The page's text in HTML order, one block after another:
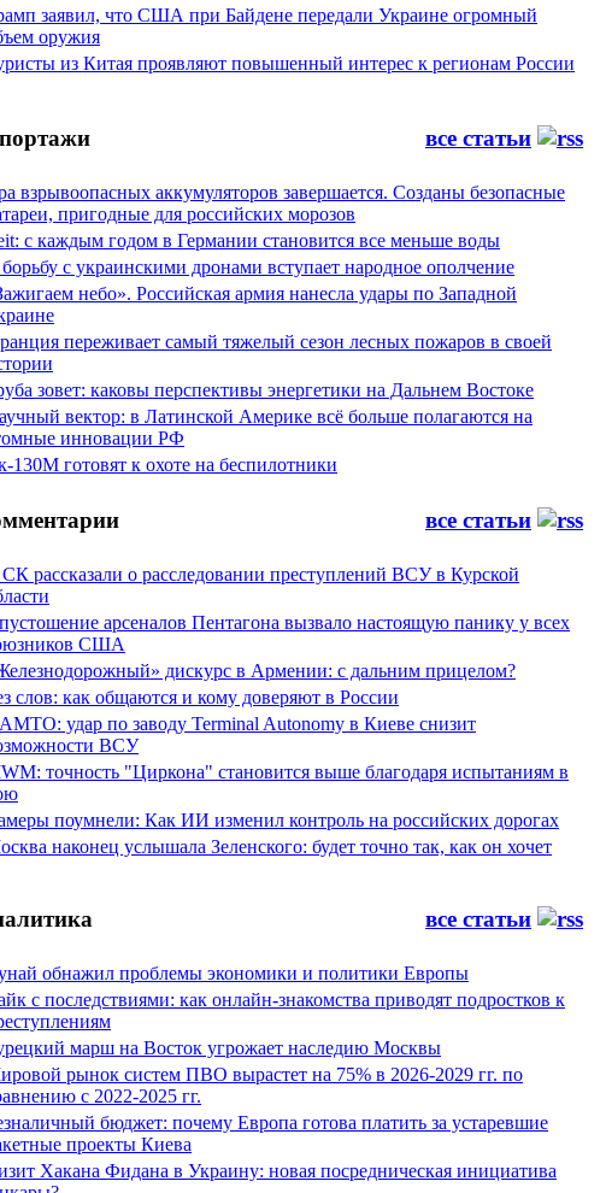
заявил, что США при Байдене передали Украине огромный
оружия
из Китая проявляют повышенный интерес к регионам России
все статьи
взрывоопасных аккумуляторов завершается. Созданы безопасные
пригодные для российских морозов
с каждым годом в Германии становится все меньше воды
с украинскими дронами вступает народное ополчение
небо». Российская армия нанесла удары по Западной
переживает самый тяжелый сезон лесных пожаров в своей
зовет: каковы перспективы энергетики на Дальнем Востоке
вектор: в Латинской Америке всё больше полагаются на
инновации РФ
130М готовят к охоте на беспилотники
все статьи
рассказали о расследовании преступлений ВСУ в Курской
арсеналов Пентагона вызвало настоящую панику у всех
США
дискурс в Армении: с дальним прицелом?
слов: как общаются и кому доверяют в России
удар по заводу Terminal Autonomy в Киеве снизит
ВСУ
точность "Циркона" становится выше благодаря испытаниям в
поумнели: Как ИИ изменил контроль на российских дорогах
наконец услышала Зеленского: будет точно так, как он хочет
все статьи
обнажил проблемы экономики и политики Европы
с последствиями: как онлайн-знакомства приводят подростков к
марш на Восток угрожает наследию Москвы
рынок систем ПВО вырастет на 75% в 2026-2029 гг. по
с 2022-2025 гг.
бюджет: почему Европа готова платить за устаревшие
проекты Киева
Хакана Фидана в Украину: новая посредническая инициатива